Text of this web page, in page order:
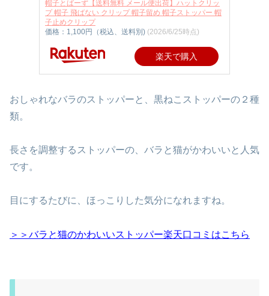
帽子とばーず【送料無料 メール便出荷】ハットクリッ
プ 帽子 飛ばない クリップ 帽子留め 帽子ストッパー 帽
子止めクリップ
価格：1,100円（税込、送料別) (2026/6/25時点)
楽天で購入
おしゃれなバラのストッパーと、黒ねこストッパーの２種
類。
長さを調整するストッパーの、バラと猫がかわいいと人気
です。
目にするたびに、ほっこりした気分になれますね。
＞＞バラと猫のかわいいストッパー楽天口コミはこちら